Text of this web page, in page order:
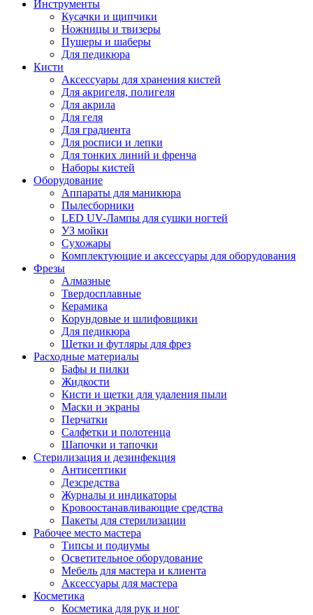
Инструменты
Кусачки и щипчики
Ножницы и твизеры
Пушеры и шаберы
Для педикюра
Кисти
Аксессуары для хранения кистей
Для акригеля, полигеля
Для акрила
Для геля
Для градиента
Для росписи и лепки
Для тонких линий и френча
Наборы кистей
Оборудование
Аппараты для маникюра
Пылесборники
LED UV-Лампы для сушки ногтей
УЗ мойки
Сухожары
Комплектующие и аксессуары для оборудования
Фрезы
Алмазные
Твердосплавные
Керамика
Корундовые и шлифовщики
Для педикюра
Щетки и футляры для фрез
Расходные материалы
Бафы и пилки
Жидкости
Кисти и щетки для удаления пыли
Маски и экраны
Перчатки
Салфетки и полотенца
Шапочки и тапочки
Стерилизация и дезинфекция
Антисептики
Дезсредства
Журналы и индикаторы
Кровоостанавливающие средства
Пакеты для стерилизации
Рабочее место мастера
Типсы и подиумы
Осветительное оборудование
Мебель для мастера и клиента
Аксессуары для мастера
Косметика
Косметика для рук и ног